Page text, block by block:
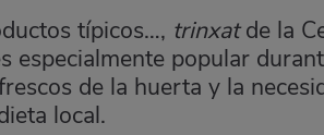
típicos…, trinxatde la
especialmente popular
de la huerta y la
local.